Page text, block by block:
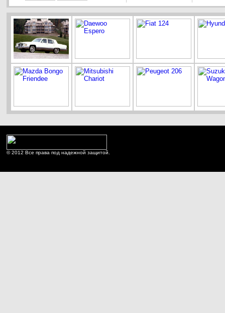
© 2012 Все права под надежной защитой.